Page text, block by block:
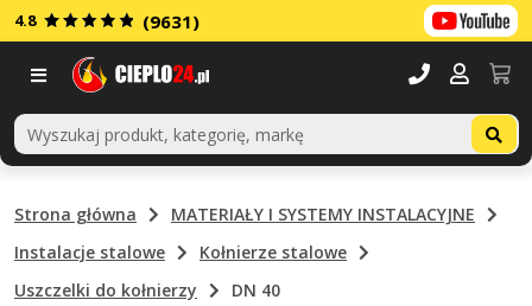
4.8 (9631)
Strona główna
MATERIAŁY I SYSTEMY INSTALACYJNE
Instalacje stalowe
Kołnierze stalowe
Uszczelki do kołnierzy
DN 40